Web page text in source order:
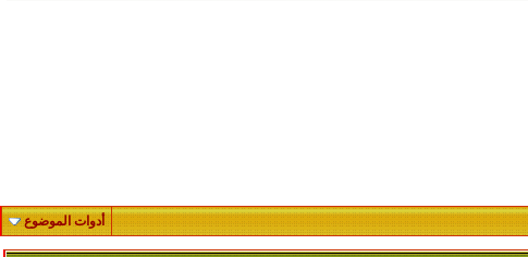
أدوات الموضوع